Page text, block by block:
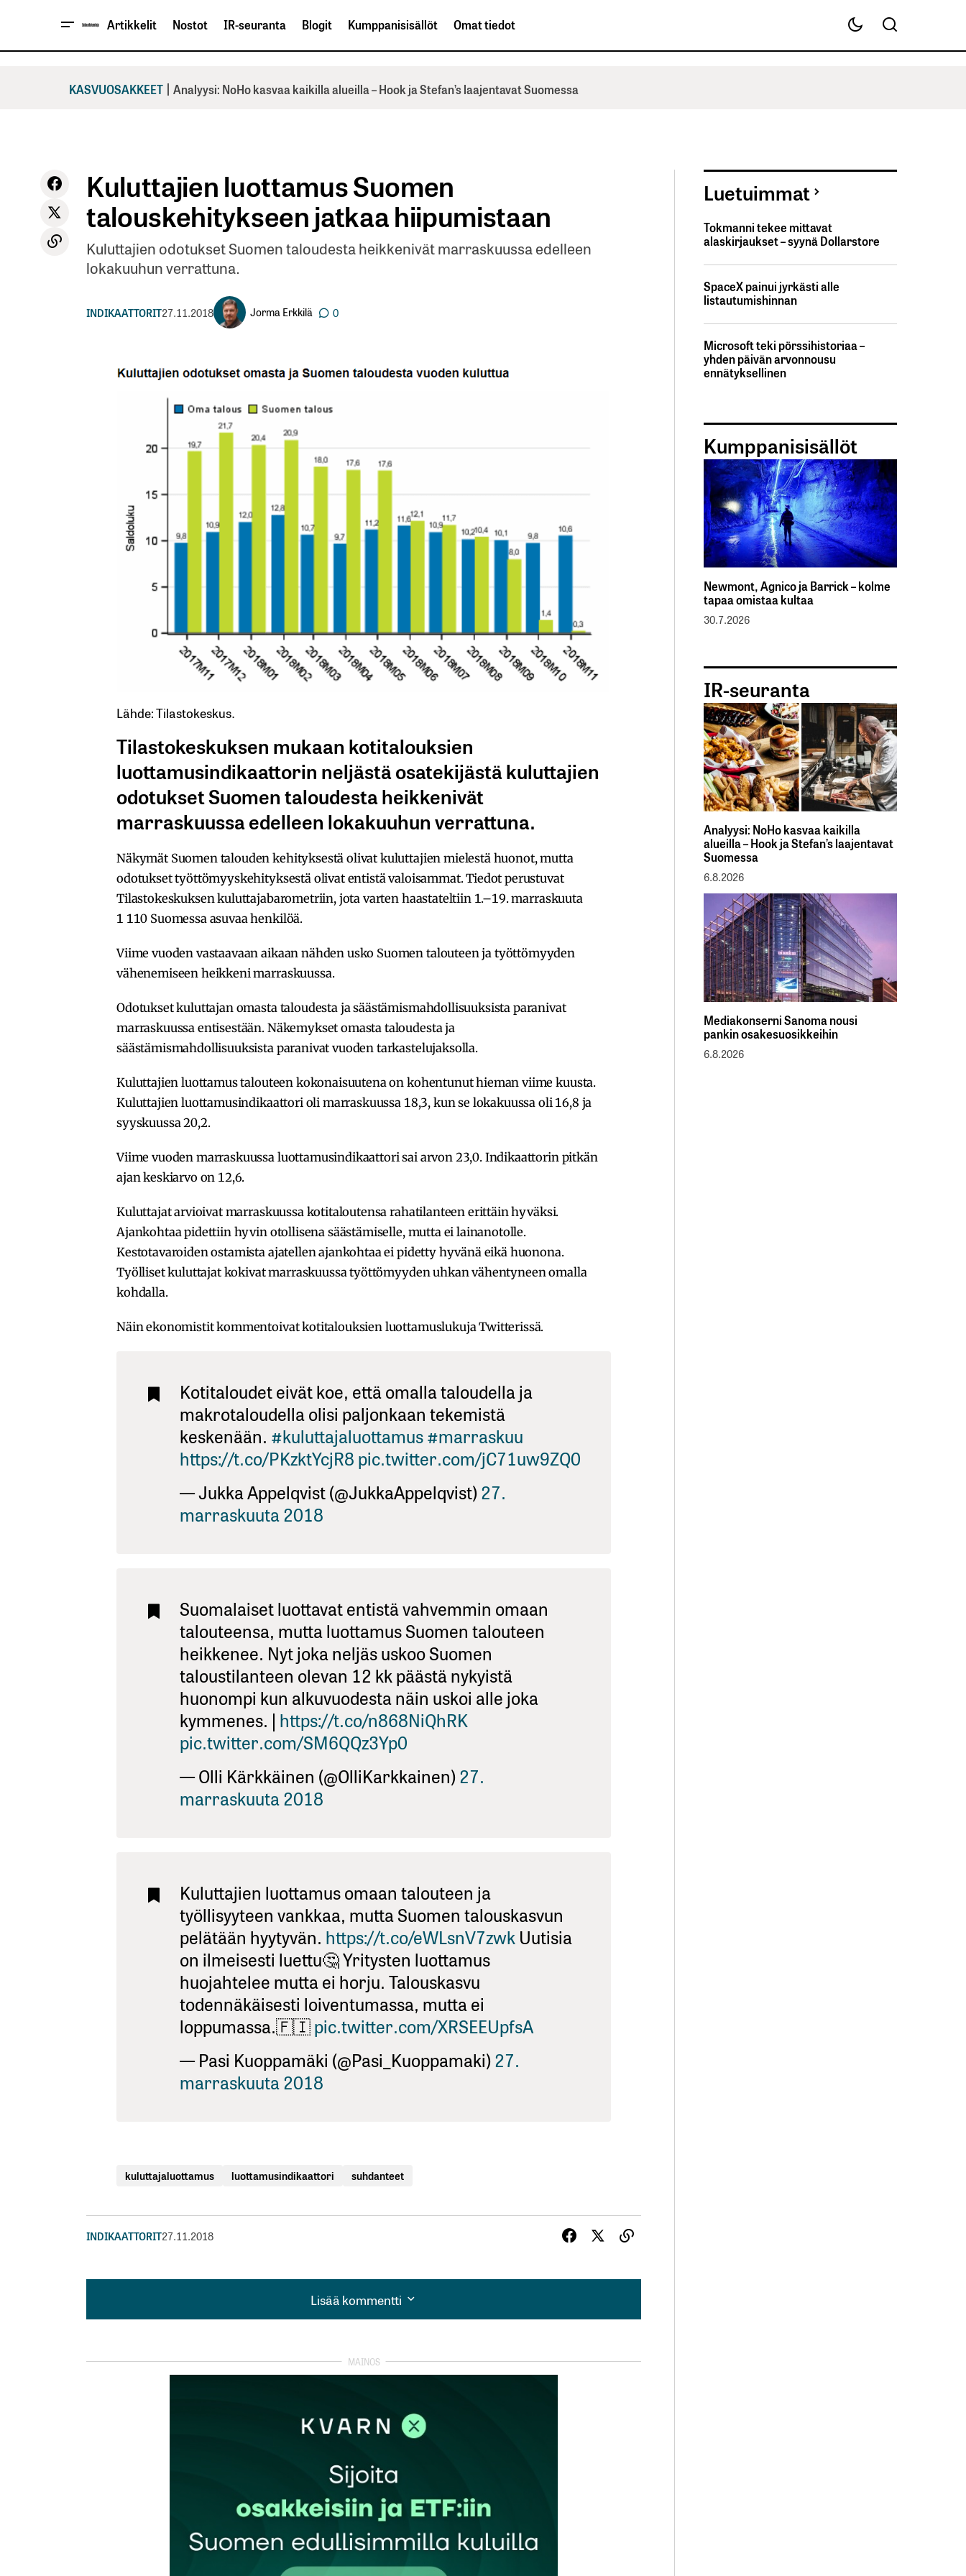
Artikkelit Nostot IR-seuranta Blogit Kumppanisisällöt Omat tiedot
KASVUOSAKKEET | Analyysi: NoHo kasvaa kaikilla alueilla – Hook ja Stefan’s laajentavat Suomessa
Kuluttajien luottamus Suomen
talouskehitykseen jatkaa hiipumistaan
Kuluttajien odotukset Suomen taloudesta heikkenivät marraskuussa edelleen
lokakuuhun verrattuna.
INDIKAATTORIT27.11.2018 Jorma Erkkilä 0
Lähde: Tilastokeskus.
Tilastokeskuksen mukaan kotitalouksien
luottamusindikaattorin neljästä osatekijästä kuluttajien
odotukset Suomen taloudesta heikkenivät
marraskuussa edelleen lokakuuhun verrattuna.
Näkymät Suomen talouden kehityksestä olivat kuluttajien mielestä huonot, mutta
odotukset työttömyyskehityksestä olivat entistä valoisammat. Tiedot perustuvat
Tilastokeskuksen kuluttajabarometriin, jota varten haastateltiin 1.–19. marraskuuta
1 110 Suomessa asuvaa henkilöä.
Viime vuoden vastaavaan aikaan nähden usko Suomen talouteen ja työttömyyden
vähenemiseen heikkeni marraskuussa.
Odotukset kuluttajan omasta taloudesta ja säästämismahdollisuuksista paranivat
marraskuussa entisestään. Näkemykset omasta taloudesta ja
säästämismahdollisuuksista paranivat vuoden tarkastelujaksolla.
Kuluttajien luottamus talouteen kokonaisuutena on kohentunut hieman viime kuusta.
Kuluttajien luottamusindikaattori oli marraskuussa 18,3, kun se lokakuussa oli 16,8 ja
syyskuussa 20,2.
Viime vuoden marraskuussa luottamusindikaattori sai arvon 23,0. Indikaattorin pitkän
ajan keskiarvo on 12,6.
Kuluttajat arvioivat marraskuussa kotitaloutensa rahatilanteen erittäin hyväksi.
Ajankohtaa pidettiin hyvin otollisena säästämiselle, mutta ei lainanotolle.
Kestotavaroiden ostamista ajatellen ajankohtaa ei pidetty hyvänä eikä huonona.
Työlliset kuluttajat kokivat marraskuussa työttömyyden uhkan vähentyneen omalla
kohdalla.
Näin ekonomistit kommentoivat kotitalouksien luottamuslukuja Twitterissä.
Kotitaloudet eivät koe, että omalla taloudella ja
makrotaloudella olisi paljonkaan tekemistä
keskenään. #kuluttajaluottamus#marraskuu
https://t.co/PKzktYcjR8pic.twitter.com/jC71uw9ZQ0
— Jukka Appelqvist (@JukkaAppelqvist)27.
marraskuuta 2018
Suomalaiset luottavat entistä vahvemmin omaan
talouteensa, mutta luottamus Suomen talouteen
heikkenee. Nyt joka neljäs uskoo Suomen
taloustilanteen olevan 12 kk päästä nykyistä
huonompi kun alkuvuodesta näin uskoi alle joka
kymmenes. | https://t.co/n868NiQhRK
pic.twitter.com/SM6QQz3Yp0
— Olli Kärkkäinen (@OlliKarkkainen)27.
marraskuuta 2018
Kuluttajien luottamus omaan talouteen ja
työllisyyteen vankkaa, mutta Suomen talouskasvun
pelätään hyytyvän. https://t.co/eWLsnV7zwkUutisia
on ilmeisesti luettu🤔 Yritysten luottamus
huojahtelee mutta ei horju. Talouskasvu
todennäkäisesti loiventumassa, mutta ei
loppumassa.🇫🇮pic.twitter.com/XRSEEUpfsA
— Pasi Kuoppamäki (@Pasi_Kuoppamaki)27.
marraskuuta 2018
kuluttajaluottamus luottamusindikaattori suhdanteet
INDIKAATTORIT27.11.2018
Lisää kommentti
Lisää kommentti
Luetuimmat
Tokmanni tekee mittavat
alaskirjaukset – syynä Dollarstore
SpaceX painui jyrkästi alle
listautumishinnan
Microsoft teki pörssihistoriaa –
yhden päivän arvonnousu
ennätyksellinen
Kumppanisisällöt
Newmont, Agnico ja Barrick – kolme
tapaa omistaa kultaa
30.7.2026
IR-seuranta
Analyysi: NoHo kasvaa kaikilla
alueilla – Hook ja Stefan’s laajentavat
Suomessa
6.8.2026
Mediakonserni Sanoma nousi
pankin osakesuosikkeihin
6.8.2026